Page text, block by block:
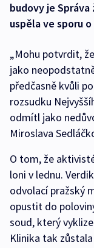
budovy je
uspěla ve sporu
„Mohu potvrdit,
jako
předčasně kvůli
rozsudku
odmítl jako
Miroslava
O tom, že
loni v lednu.
odvolací pražský
opustit do
soud, který
Klinika tak